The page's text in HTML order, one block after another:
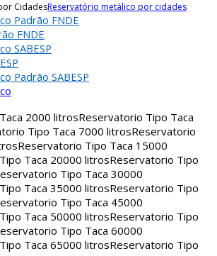
CidadesReservatório metálico por cidades
Padrão FNDE
FNDE
SABESP
Padrão SABESP
2000 litrosReservatorio Tipo Taca
Tipo Taca 7000 litrosReservatorio
Reservatorio Tipo Taca 15000
Taca 20000 litrosReservatorio Tipo
Tipo Taca 30000
Taca 35000 litrosReservatorio Tipo
Tipo Taca 45000
Taca 50000 litrosReservatorio Tipo
Tipo Taca 60000
Taca 65000 litrosReservatorio Tipo